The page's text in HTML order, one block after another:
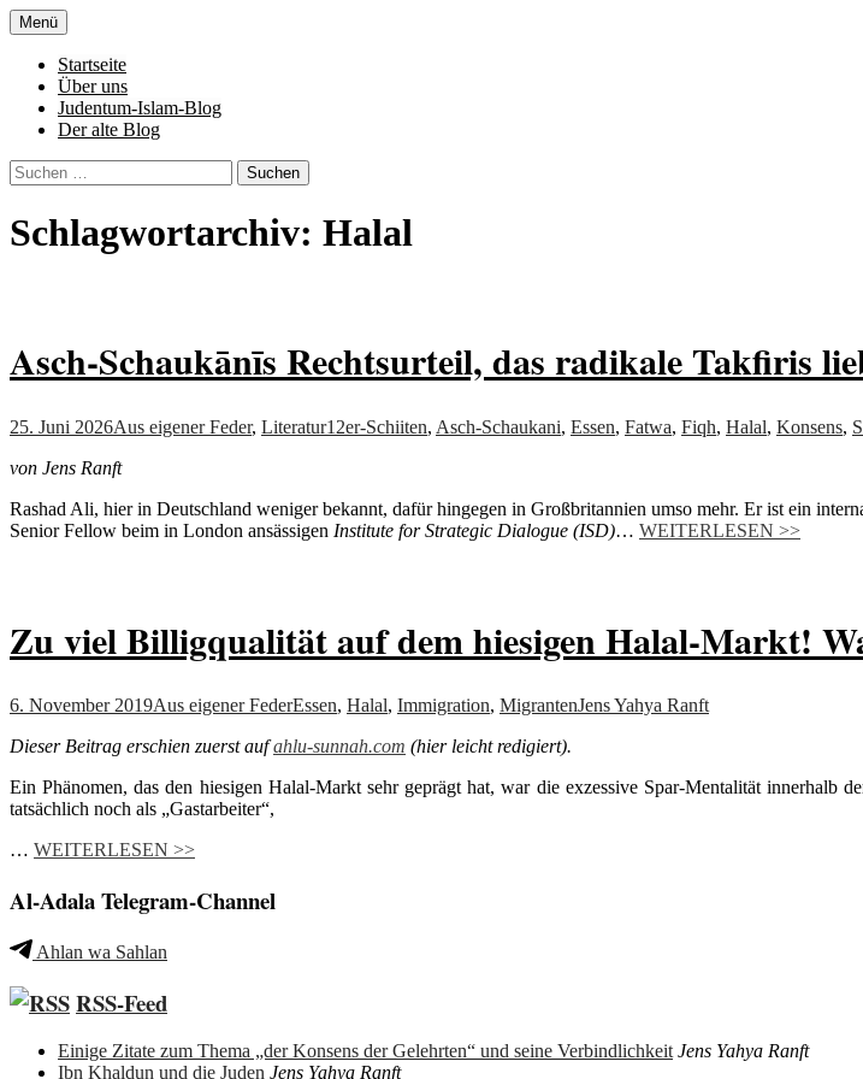
Zum
Inhalt
springen
Al-Adala.de
Menü
Startseite
Über uns
Judentum-Islam-Blog
Der alte Blog
Suchen
nach:
Schlagwortarchiv: Halal
Asch-Schaukānīs Rechtsurteil, das radikale Takfiris
25. Juni 2026Aus eigener Feder, Literatur12er-Schiiten, Asch-Schaukani, Essen, Fatwa, Fiqh, Halal, Konsens,
von Jens Ranft
Rashad Ali, hier in Deutschland weniger bekannt, dafür hingegen in Großbritannien umso mehr. Erist ein
Senior Fellow beim in London ansässigen Institute for Strategic Dialogue (ISD)… WEITERLESEN >>
Zu viel Billigqualität auf dem hiesigen Halal-Markt!
6. November 2019Aus eigener FederEssen, Halal, Immigration, MigrantenJens Yahya Ranft
Dieser Beitrag erschien zuerst aufahlu-sunnah.com (hier leicht redigiert).
Ein Phänomen, das den hiesigen Halal-Markt sehr geprägt hat, war die exzessive Spar-Mentalität innerhalb
tatsächlich noch als „Gastarbeiter“,
… WEITERLESEN >>
Al-Adala Telegram-Channel
Ahlan wa Sahlan
RSS-Feed
Einige Zitate zum Thema „der Konsens der Gelehrten“ und seine Verbindlichkeit Jens Yahya Ranft
Ibn Khaldun und die Juden Jens Yahya Ranft